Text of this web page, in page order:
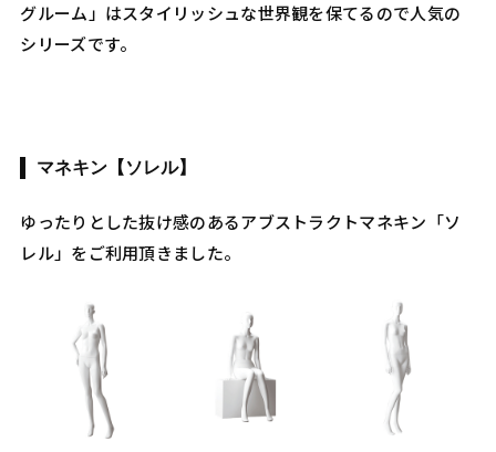
グルーム」はスタイリッシュな世界観を保てるので人気の
シリーズです。
マネキン【ソレル】
ゆったりとした抜け感のあるアブストラクトマネキン「ソ
レル」をご利用頂きました。